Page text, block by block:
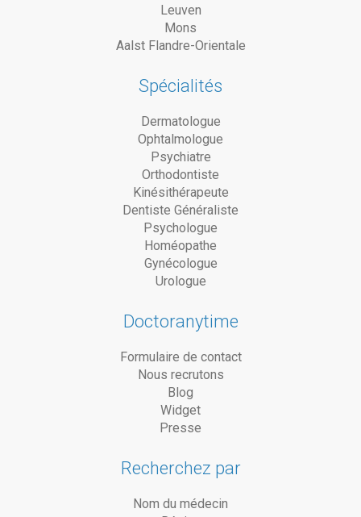
Leuven
Mons
Aalst Flandre-Orientale
Spécialités
Dermatologue
Ophtalmologue
Psychiatre
Orthodontiste
Kinésithérapeute
Dentiste Généraliste
Psychologue
Homéopathe
Gynécologue
Urologue
Doctoranytime
Formulaire de contact
Nous recrutons
Blog
Widget
Presse
Recherchez par
Nom du médecin